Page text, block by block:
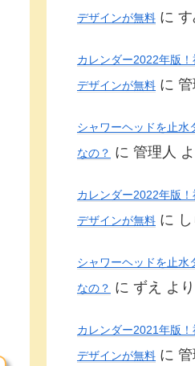
デザインが無料 に
カレンダー2022年版
デザインが無料 に 管
シャワーヘッドを止水
なの？ に 管理人
カレンダー2022年版
デザインが無料 に
シャワーヘッドを止水
なの？ に ずえ より
カレンダー2021年版
デザインが無料 に 管